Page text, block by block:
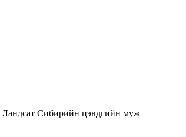
Ландсат Сибирийн цэвдгийн муж